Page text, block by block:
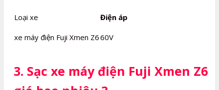
Loại xe Điện áp
xe máy điện Fuji Xmen Z660V
3. Sạc xe máy điện Fuji Xmen Z6